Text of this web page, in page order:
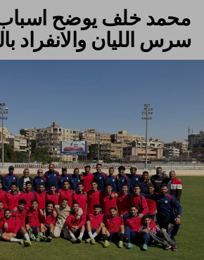
محمد خلف يوضح
سرس الليان والانفراد